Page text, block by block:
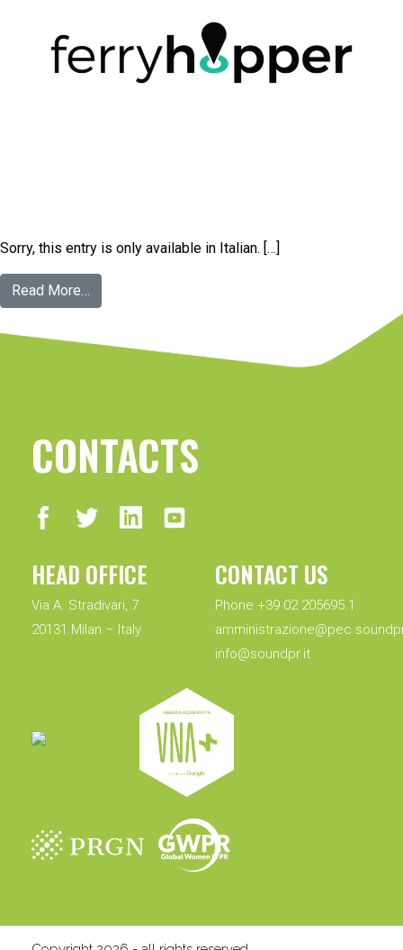
Sorry, this entry is only available in Italian. […]
Read More…
CONTACTS
HEAD OFFICE
Via A. Stradivari, 7
20131 Milan – Italy
CONTACT US
Phone +39 02 205695.1
info@soundpr.it